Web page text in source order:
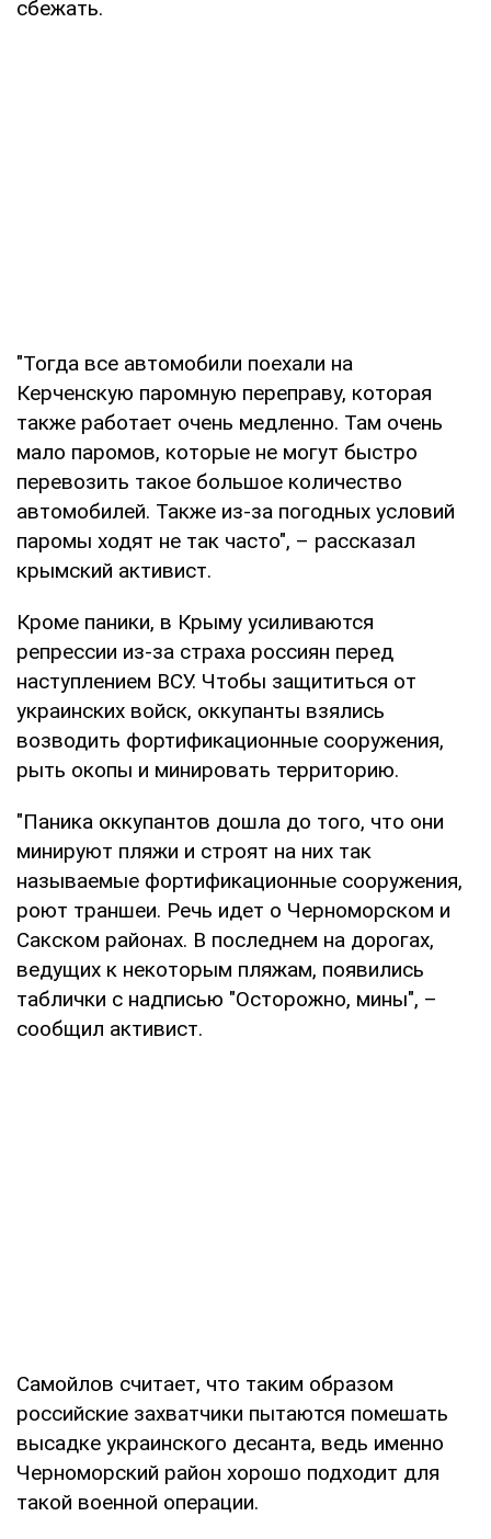
сбежать.
"Тогда все автомобили поехали на
Керченскую паромную переправу, которая
также работает очень медленно. Там очень
мало паромов, которые не могут быстро
перевозить такое большое количество
автомобилей. Также из-за погодных условий
паромы ходят не так часто", – рассказал
крымский активист.
Кроме паники, в Крыму усиливаются
репрессии из-за страха россиян перед
наступлением ВСУ. Чтобы защититься от
украинских войск, оккупанты взялись
возводить фортификационные сооружения,
рыть окопы и минировать территорию.
"Паника оккупантов дошла до того, что они
минируют пляжи и строят на них так
называемые фортификационные сооружения,
роют траншеи. Речь идет о Черноморском и
Сакском районах. В последнем на дорогах,
ведущих к некоторым пляжам, появились
таблички с надписью "Осторожно, мины", –
сообщил активист.
Самойлов считает, что таким образом
российские захватчики пытаются помешать
высадке украинского десанта, ведь именно
Черноморский район хорошо подходит для
такой военной операции.